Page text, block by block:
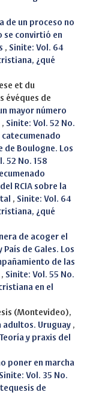
de un proceso no
se convirtió en
, Sinite: Vol. 64
¿qué
et du
évéques de
mayor número
, Sinite: Vol. 52 No.
catecumenado
de Boulogne. Los
52 No. 158
RCIA sobre la
, Sinite: Vol. 64
¿qué
de acoger el
de Gales. Los
de las
, Sinite: Vol. 55 No.
en el
(Montevideo),
adultos. Uruguay ,
y praxis del
poner en marcha
Sinite: Vol. 35 No.
de